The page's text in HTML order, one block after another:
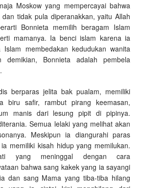
Moskow yang mempercayai bahwa
tidak pula diperanakkan, yaitu Allah
Bonnieta memilih beragam Islam
mamanya. Ia benci islam karena ia
Islam membedakan kedudukan wanita
demikian, Bonnieta adalah pembela
berparas jelita bak pualam, memiliki
biru safir, rambut pirang keemasan,
manis dari lesung pipit di pipinya.
Semua lelaki yang melihat akan
Meskipun ia diangurahi paras
memiliki kisah hidup yang memilukan.
yang meninggal dengan cara
bahwa sang kakek yang ia sayangi
dan sang Mama yang tiba-tiba hilang